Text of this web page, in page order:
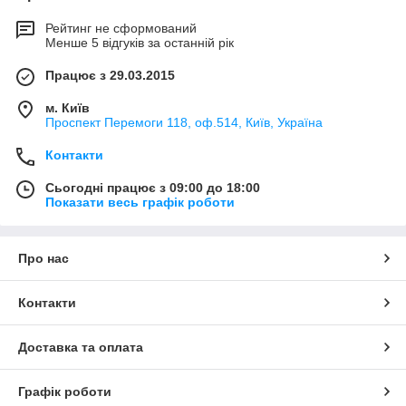
Рейтинг не сформований
Менше 5 відгуків за останній рік
Працює з 29.03.2015
м. Київ
Проспект Перемоги 118, оф.514, Київ, Україна
Контакти
Сьогодні працює з 09:00 до 18:00
Показати весь графік роботи
Про нас
Контакти
Доставка та оплата
Графік роботи